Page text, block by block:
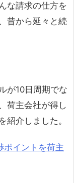
な請求の仕方を
昔から延々と続
が10日周期でな
荷主会社が得し
紹介しました。
ポイントを荷主